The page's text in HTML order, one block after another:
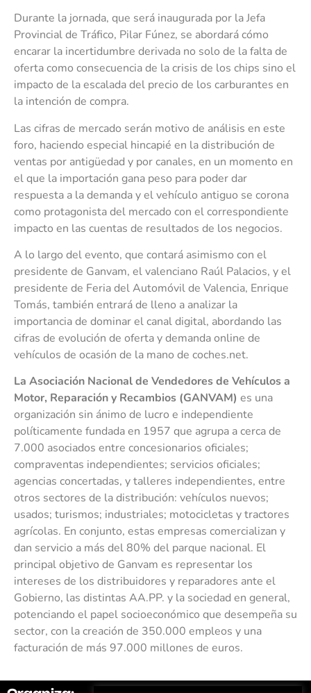
Durante la jornada, que será inaugurada por la Jefa
Provincial de Tráfico, Pilar Fúnez, se abordará cómo
encarar la incertidumbre derivada no solo de la falta de
oferta como consecuencia de la crisis de los chips sino el
impacto de la escalada del precio de los carburantes en
la intención de compra.
Las cifras de mercado serán motivo de análisis en este
foro, haciendo especial hincapié en la distribución de
ventas por antigüedad y por canales, en un momento en
el que la importación gana peso para poder dar
respuesta a la demanda y el vehículo antiguo se corona
como protagonista del mercado con el correspondiente
impacto en las cuentas de resultados de los negocios.
A lo largo del evento, que contará asimismo con el
presidente de Ganvam, el valenciano Raúl Palacios, y el
presidente de Feria del Automóvil de Valencia, Enrique
Tomás, también entrará de lleno a analizar la
importancia de dominar el canal digital, abordando las
cifras de evolución de oferta y demanda online de
vehículos de ocasión de la mano de coches.net.
La Asociación Nacional de Vendedores de Vehículos a
Motor, Reparación y Recambios (GANVAM) es una
organización sin ánimo de lucro e independiente
políticamente fundada en 1957 que agrupa a cerca de
7.000 asociados entre concesionarios oficiales;
compraventas independientes; servicios oficiales;
agencias concertadas, y talleres independientes, entre
otros sectores de la distribución: vehículos nuevos;
usados; turismos; industriales; motocicletas y tractores
agrícolas. En conjunto, estas empresas comercializan y
dan servicio a más del 80% del parque nacional. El
principal objetivo de Ganvam es representar los
intereses de los distribuidores y reparadores ante el
Gobierno, las distintas AA.PP. y la sociedad en general,
potenciando el papel socioeconómico que desempeña su
sector, con la creación de 350.000 empleos y una
facturación de más 97.000 millones de euros.